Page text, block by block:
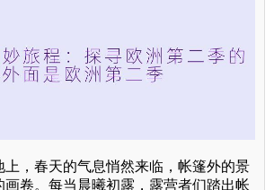
上，春天的气息悄然来临，帐篷外的景
画卷。每当晨曦初露，露营者们踏出帐